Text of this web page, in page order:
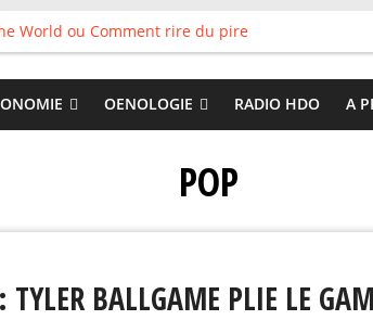
World ou Comment rire du pire
pots qu’on fait les meilleurs loops !
Ballgame plie le game
OENOLOGIE RADIO HDO A
POP
BALLGAME PLIE LE